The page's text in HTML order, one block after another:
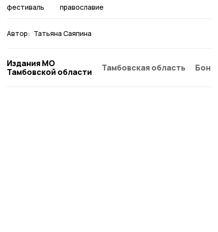
фестиваль православие
Автор: Татьяна Саяпина
Издания МО
Тамбовской области
Тамбовская область